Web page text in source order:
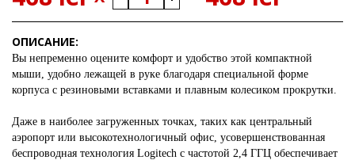
ОПИСАНИЕ:
Вы непременно оцените комфорт и удобство этой компактной
мыши, удобно лежащей в руке благодаря специальной форме
корпуса с резиновыми вставками и плавным колесиком прокрутки.
Даже в наиболее загруженных точках, таких как центральный
аэропорт или высокотехнологичный офис, усовершенствованная
беспроводная технология Logitech с частотой 2,4 ГГЦ обеспечивает